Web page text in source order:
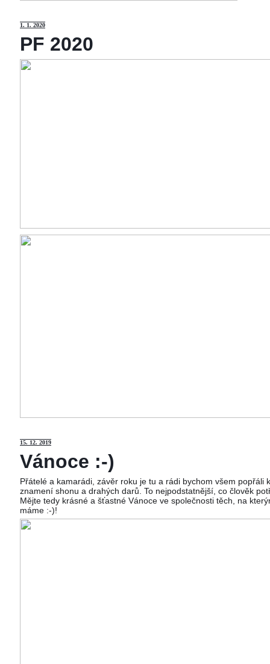
1. 1. 2020
PF 2020
15. 12. 2019
Vánoce :-)
Přátelé a kamarádi, závěr roku je tu a rádi bychom všem
znamení shonu a drahých darů. To nejpodstatnější, co člověk
Mějte tedy krásné a šťastné Vánoce ve společnosti těch, na
máme :-)!